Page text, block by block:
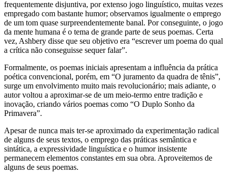
frequentemente disjuntiva, por extenso jogo linguístico, muitas vezes
empregado com bastante humor; observamos igualmente o emprego
de um tom quase surpreendentemente banal. Por conseguinte, o jogo
da mente humana é o tema de grande parte de seus poemas. Certa
vez, Ashbery disse que seu objetivo era “escrever um poema do qual
a crítica não conseguisse sequer falar”.
Formalmente, os poemas iniciais apresentam a influência da prática
poética convencional, porém, em “O juramento da quadra de tênis”,
surge um envolvimento muito mais revolucionário; mais adiante, o
autor voltou a aproximar-se de um meio-termo entre tradição e
inovação, criando vários poemas como “O Duplo Sonho da
Primavera”.
Apesar de nunca mais ter-se aproximado da experimentação radical
de alguns de seus textos, o emprego das práticas semântica e
sintática, a expressividade linguística e o humor insistente
permanecem elementos constantes em sua obra. Aproveitemos de
alguns de seus poemas.